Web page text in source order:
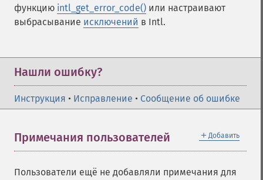
функцию intl_get_error_code() или настраивают
выбрасывание исключений в Intl.
Нашли ошибку?
Инструкция • Исправление • Сообщение об ошибке
＋ Добавить
Примечания пользователей
Пользователи ещё не добавляли примечания для